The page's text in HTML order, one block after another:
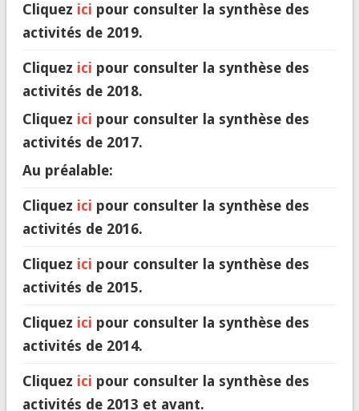
Cliquez ici pour consulter la synthèse des
activités de 2019.
Cliquez ici pour consulter la synthèse des
activités de 2018.
Cliquez ici pour consulter la synthèse des
activités de 2017.
Au préalable:
Cliquez ici pour consulter la synthèse des
activités de 2016.
Cliquez ici pour consulter la synthèse des
activités de 2015.
Cliquez ici pour consulter la synthèse des
activités de 2014.
Cliquez ici pour consulter la synthèse des
activités de 2013 et avant.